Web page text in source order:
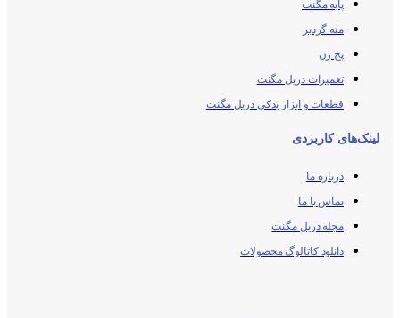
پایه مگنت
مته گردبر
پخ زن
تعمیرات دریل مگنت
قطعات و ابزار یدکی دریل مگنت
لینک‌های کاربردی
درباره ما
تماس با ما
مجله دریل مگنت
دانلود کاتالوگ محصولات